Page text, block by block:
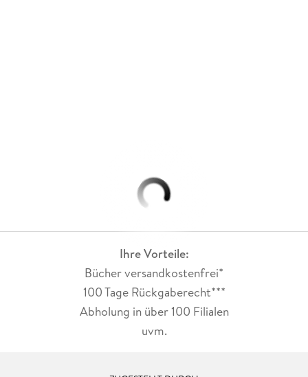
Ihre Vorteile:
Bücher versandkostenfrei*
100 Tage Rückgaberecht***
Abholung in über 100 Filialen
uvm.